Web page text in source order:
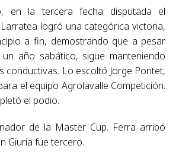
en la tercera fecha disputada el
logró una categórica victoria,
a fin, demostrando que a pesar
año sabático, sigue manteniendo
conductivas. Lo escoltó Jorge Pontet,
el equipo Agrolavalle Competición.
el podio.
de la Master Cup. Ferra arribó
Giuria fue tercero.